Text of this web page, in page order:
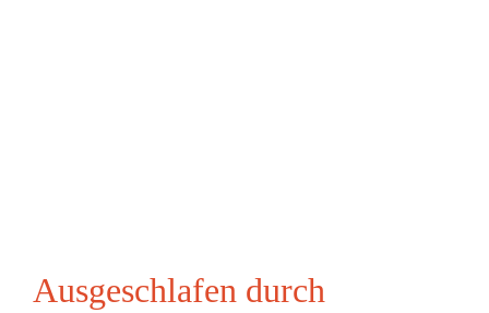
Ausgeschlafen durch